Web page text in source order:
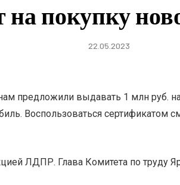
на покупку
22.05.2023
предложили выдавать 1 млн руб.
Воспользоваться сертификатом
ЛДПР. Глава Комитета по труду